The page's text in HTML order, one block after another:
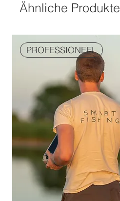
Ähnliche Produkte
PROFESSIONEEL